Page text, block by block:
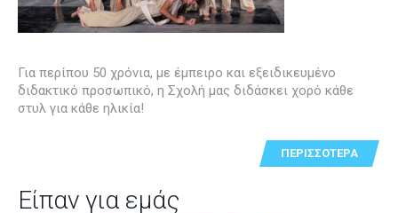
Για περίπου 50 χρόνια, με έμπειρο και εξειδικευμένο
διδακτικό προσωπικό, η Σχολή μας διδάσκει χορό κάθε
στυλ για κάθε ηλικία!
ΠΕΡΙΣΣΌΤΕΡΑ
Είπαν για εμάς